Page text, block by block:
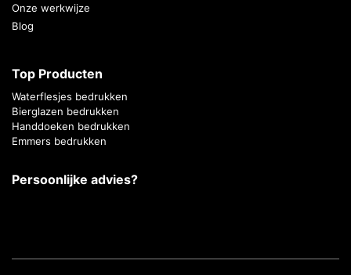
Onze werkwijze
Blog
Top Producten
Waterflesjes bedrukken
Bierglazen bedrukken
Handdoeken bedrukken
Emmers bedrukken
Persoonlijke advies?